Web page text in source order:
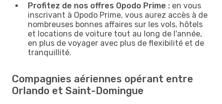
Profitez de nos offres Opodo Prime : en vous
inscrivant à Opodo Prime, vous aurez accès à de
nombreuses bonnes affaires sur les vols, hôtels
et locations de voiture tout au long de l'année,
en plus de voyager avec plus de flexibilité et de
tranquillité.
Compagnies aériennes opérant entre
Orlando et Saint-Domingue